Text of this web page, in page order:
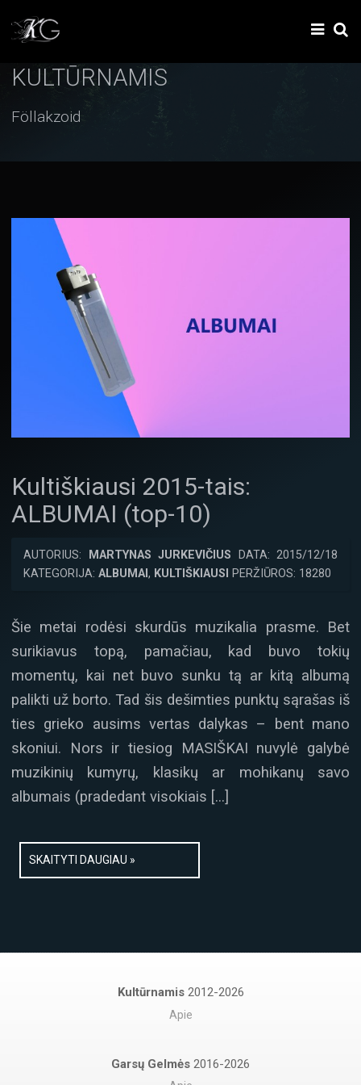
KULTŪRNAMIS
Föllakzoid
Kultiškiausi 2015-tais:
ALBUMAI (top-10)
AUTORIUS: MARTYNAS JURKEVIČIUS DATA: 2015/12/18
KATEGORIJA: ALBUMAI, KULTIŠKIAUSI PERŽIŪROS: 18280
Šie metai rodėsi skurdūs muzikalia prasme. Bet
surikiavus topą, pamačiau, kad buvo tokių
momentų, kai net buvo sunku tą ar kitą albumą
palikti už borto. Tad šis dešimties punktų sąrašas iš
ties grieko ausims vertas dalykas – bent mano
skoniui. Nors ir tiesiog MASIŠKAI nuvylė galybė
muzikinių kumyrų, klasikų ar mohikanų savo
albumais (pradedant visokiais […]
SKAITYTI DAUGIAU »
Kultūrnamis 2012-2026
Apie
Garsų Gelmės 2016-2026